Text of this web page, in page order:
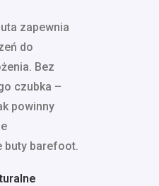
zapewnia
do
Bez
czubka –
powinny
buty barefoot.